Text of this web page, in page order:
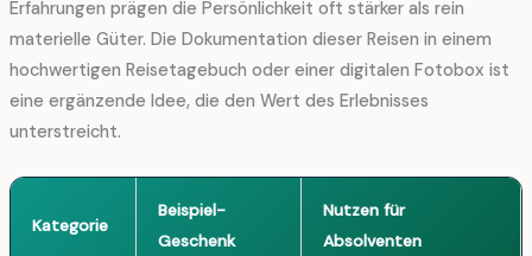
Erfahrungen prägen die Persönlichkeit oft stärker als rein
materielle Güter. Die Dokumentation dieser Reisen in einem
hochwertigen Reisetagebuch oder einer digitalen Fotobox ist
eine ergänzende Idee, die den Wert des Erlebnisses
unterstreicht.
Kategorie
Beispiel-
Geschenk
Nutzen für
Absolventen